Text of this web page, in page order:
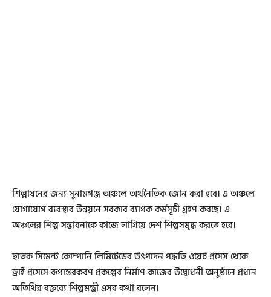
শিল্পায়নের জন্য সুনামগঞ্জ অঞ্চলে অর্থনৈতিক জোন করা হবে। এ অঞ্চলে
যোগাযোগ ব্যবস্থার উন্নয়নে সরকার ব্যাপক কর্মসূচী গ্রহণ করছে। এ
অঞ্চলের শিল্প সম্ভাবনাকে কাজে লাগিয়ে দেশ শিল্পসমৃদ্ধ করতে হবে।
ছাতক সিমেন্ট কোম্পানি লিমিটেডের উৎপাদন পদ্ধতি ওয়েট প্রসেস থেকে
ড্রাই প্রসেসে রূপান্তরকরণ প্রকল্পের নির্মাণ কাজের উদ্বোধনী অনুষ্ঠানে প্রধান
অতিথির বক্তব্যে শিল্পমন্ত্রী এসব কথা বলেন।